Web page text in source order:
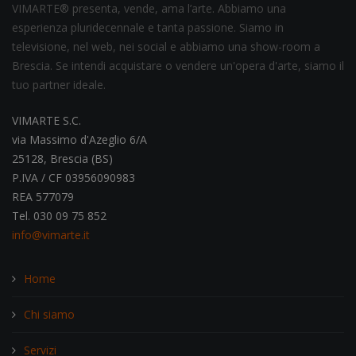
VIMARTE® presenta, vende, ama l’arte. Abbiamo una
esperienza pluridecennale e tanta passione. Siamo in
televisione, nel web, nei social e abbiamo una show-room a
Brescia. Se intendi acquistare o vendere un'opera d'arte, siamo il
tuo partner ideale.
VIMARTE S.C.
via Massimo d'Azeglio 6/A
25128, Brescia (BS)
P.IVA / CF 03956090983
REA 577079
Tel. 030 09 75 852
info@vimarte.it
Home
Chi siamo
Servizi